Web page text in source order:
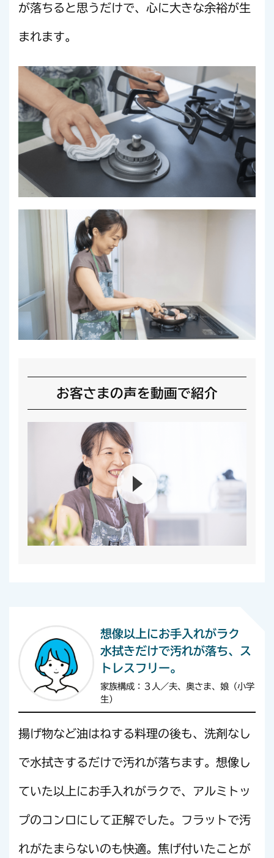
が落ちると思うだけで、心に大きな余裕が生
まれます。
お客さまの声を動画で紹介
想像以上にお手入れがラク
水拭きだけで汚れが落ち、ス
トレスフリー。
家族構成：３人／夫、奥さま、娘（小学
生）
揚げ物など油はねする料理の後も、洗剤なし
で水拭きするだけで汚れが落ちます。想像し
ていた以上にお手入れがラクで、アルミトッ
プのコンロにして正解でした。フラットで汚
れがたまらないのも快適。焦げ付いたことが